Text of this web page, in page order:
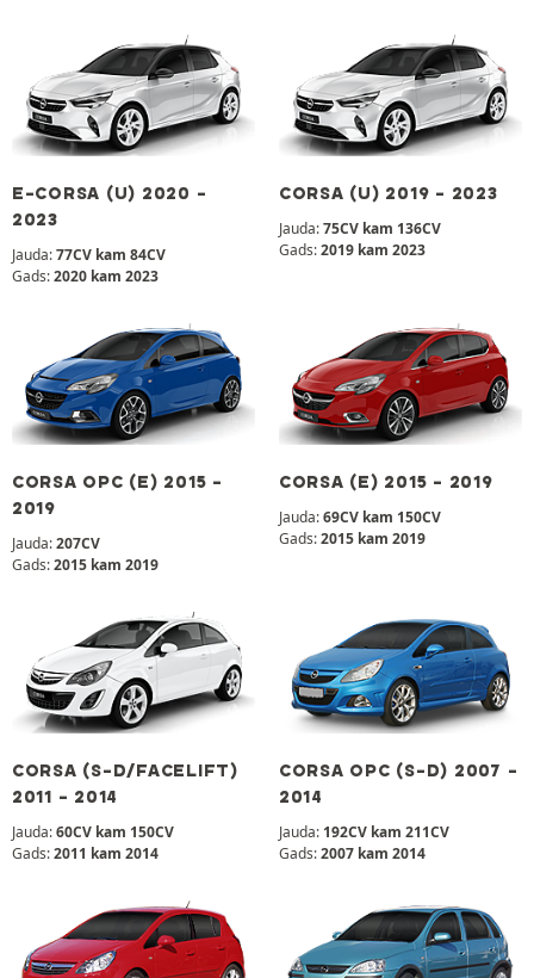
E-CORSA (U) 2020 -
2023
Jauda:77CV kam 84CV
Gads:2020 kam 2023
CORSA (U) 2019 - 2023
Jauda:75CV kam 136CV
Gads:2019 kam 2023
CORSA OPC (E) 2015 -
2019
Jauda:207CV
Gads:2015 kam 2019
CORSA (E) 2015 - 2019
Jauda:69CV kam 150CV
Gads:2015 kam 2019
CORSA (S-D/FACELIFT)
2011 - 2014
Jauda:60CV kam 150CV
Gads:2011 kam 2014
CORSA OPC (S-D) 2007 -
2014
Jauda: 192CV kam 211CV
Gads:2007 kam 2014